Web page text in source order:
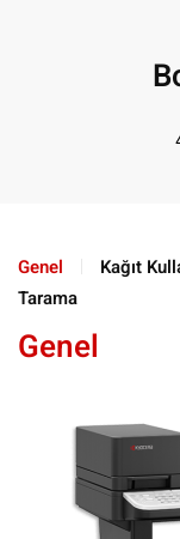
Genel Kağıt
Tarama
Genel